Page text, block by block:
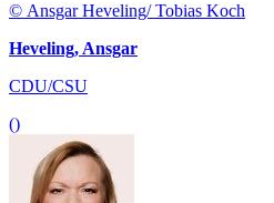
© Ansgar Heveling/ Tobias Koch
Heveling, Ansgar
CDU/CSU
()